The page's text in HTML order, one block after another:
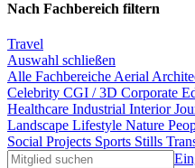
Nach Fachbereich filtern
Travel
Auswahl schließen
Alle Fachbereiche Aerial
Celebrity CGI / 3D Corporate
Healthcare Industrial Interior
Landscape Lifestyle Nature
Social Projects Sports Stills